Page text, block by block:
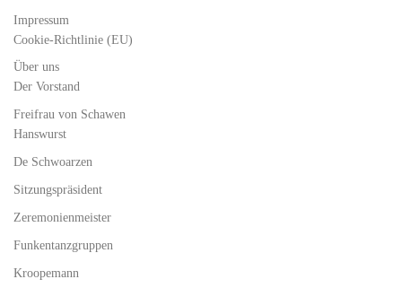
Impressum
Cookie-Richtlinie (EU)
Über uns
Der Vorstand
Freifrau von Schawen
Hanswurst
De Schwoarzen
Sitzungspräsident
Zeremonienmeister
Funkentanzgruppen
Kroopemann